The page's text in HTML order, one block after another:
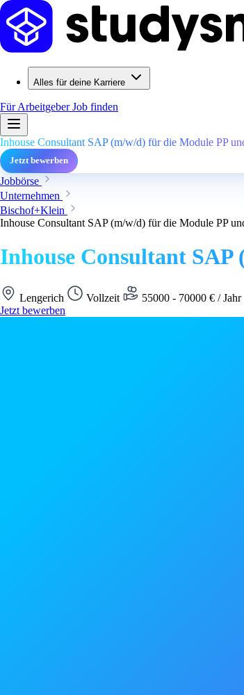
Alles für deine Karriere
Für ArbeitgeberJob finden
Inhouse Consultant SAP (m/w/d) für die Module PP
Jetzt bewerben
Jobbörse
Unternehmen
Bischof+Klein
Inhouse Consultant SAP (m/w/d) für die Module PP
Inhouse Consultant
Lengerich Vollzeit 55000 - 70000 € / Jahr
Jetzt bewerben